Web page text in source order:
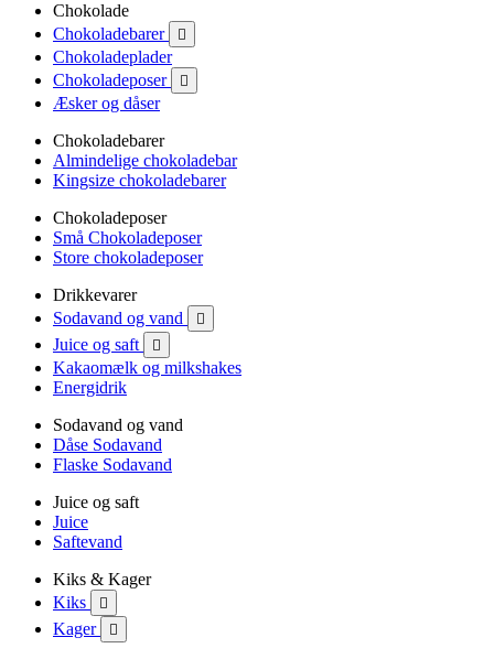
Chokolade
Chokoladebarer

Chokoladeplader
Chokoladeposer

Æsker og dåser
Chokoladebarer
Almindelige chokoladebar
Kingsize chokoladebarer
Chokoladeposer
Små Chokoladeposer
Store chokoladeposer
Drikkevarer
Sodavand og vand

Juice og saft 
Kakaomælk og milkshakes
Energidrik
Sodavand og vand
Dåse Sodavand
Flaske Sodavand
Juice og saft
Juice
Saftevand
Kiks & Kager
Kiks

Kager 